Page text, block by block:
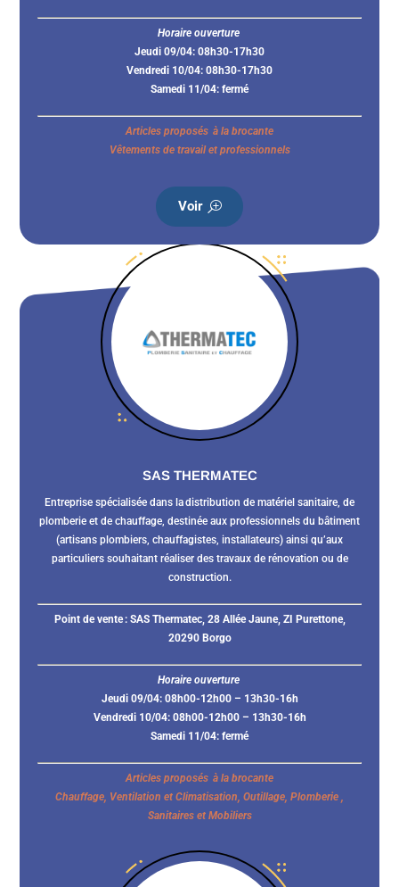
Horaire ouverture
Jeudi 09/04: 08h30-17h30
Vendredi 10/04: 08h30-17h30
Samedi 11/04: fermé
Articles proposés à la brocante
Vêtements de travail et professionnels
Voir
SAS THERMATEC
Entreprise spécialisée dans la distribution de matériel sanitaire, de
plomberie et de chauffage, destinée aux professionnels du bâtiment
(artisans plombiers, chauffagistes, installateurs) ainsi qu’aux
particuliers souhaitant réaliser des travaux de rénovation ou de
construction.
Point de vente : SAS Thermatec, 28 Allée Jaune, ZI Purettone,
20290 Borgo
Horaire ouverture
Jeudi 09/04: 08h00-12h00 – 13h30-16h
Vendredi 10/04: 08h00-12h00 – 13h30-16h
Samedi 11/04: fermé
Articles proposés à la brocante
Chauffage, Ventilation et Climatisation, Outillage, Plomberie ,
Sanitaires et Mobiliers